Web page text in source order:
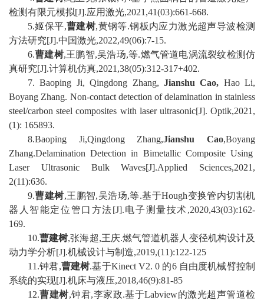
检测有限元模拟[J].应用激光,2021,41(03):661-668.
5.姬保平,曹建树,黄钢等.钢板内应力激光超声导波检测
方法研究[J].中国激光,2022,49(06):7-15.
6.曹建树,王鹏智,吴浩玚,等.燃气管道电涡流裂纹检测仿
真研究[J].计算机仿真,2021,38(05):312-317+402.
7. Baoping Ji, Qingdong Zhang, Jianshu Cao, Hao Li,
Boyang Zhang. Non-contact detection of delamination in stainless
steel/carbon steel composites with laser ultrasonic[J]. Optik,2021,
(1): 165893.
8.Baoping Ji,Qingdong Zhang,Jianshu Cao,Boyang
Zhang.Delamination Detection in Bimetallic Composite Using
Laser Ultrasonic Bulk Waves[J].Applied Sciences,2021,
2(11):636.
9.曹建树,王鹏智,吴浩玚,等.基于Hough变换管内切割机
器人智能定位管口方法[J].电子测量技术,2020,43(03):162-
169.
10.曹建树,张海超,王庆.燃气管道机器人变径机构设计及
动力学分析[J].机械设计与制造,2019,(11):122-125
11 .钟君,曹建树.基于Kinect V2. 0 的6 自由度机械臂控制
系统的实现[J].机床与液压,2018,46(9):81-85
12.曹建树,钟君,李家政.基于Labview的激光超声管道检